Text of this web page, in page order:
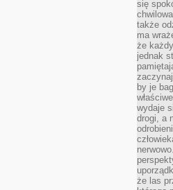
się
także
ma
że
jednak
by je
wydaje
drogi, a
że las